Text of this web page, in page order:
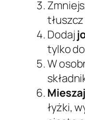
Dodaj
tylko
W
łyżki,